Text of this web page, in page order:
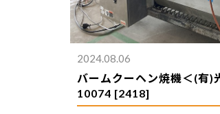
2024.08.06
バームクーヘン焼機＜(有)
10074 [2418]